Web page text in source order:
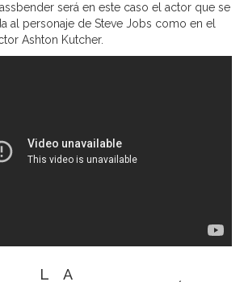
será en este caso el actor que se
al personaje de Steve Jobs como en el
Ashton Kutcher.
LA